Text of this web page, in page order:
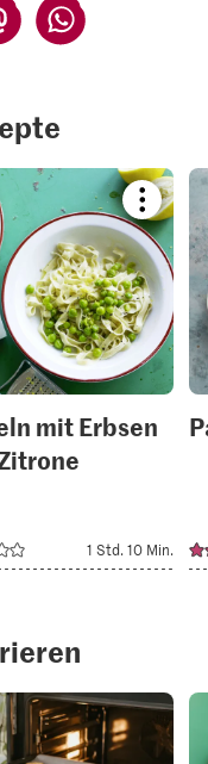
recipe
or
add
it
to
your
mit Erbsen
1 Std. 10 Min.